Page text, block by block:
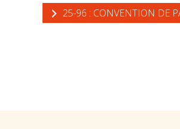
25-96 : CONVENTION DE